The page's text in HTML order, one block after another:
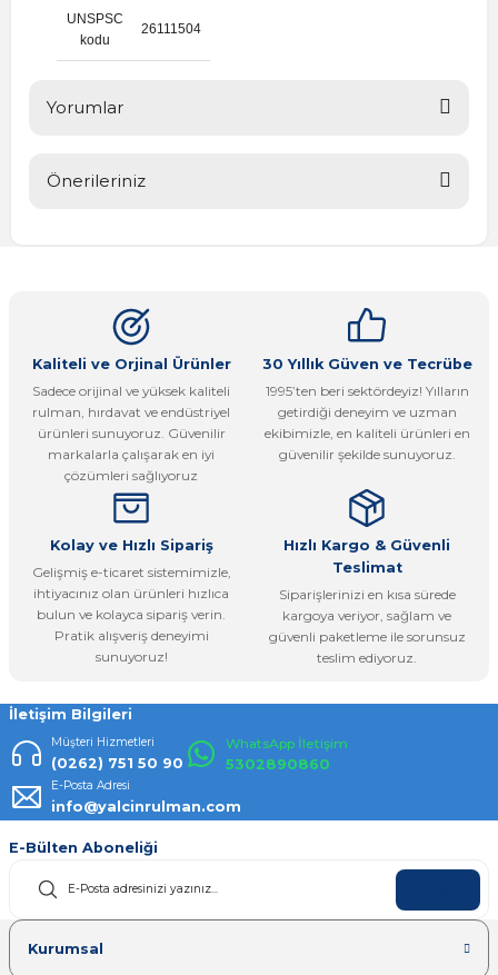
UNSPSC
kodu
26111504
Yorumlar
Önerileriniz
Görüş ve önerileriniz için teşekkür ederiz.
Ürün resmi kalitesiz, bozuk veya görüntülenemiyor.
Ürün açıklamasında eksik bilgiler bulunuyor.
Ürün bilgilerinde hatalar bulunuyor.
Ürün fiyatı diğer sitelerden daha pahalı.
Bu ürüne benzer farklı alternatifler olmalı.
Gönder
Kaliteli ve Orjinal Ürünler
Sadece orijinal ve yüksek kaliteli
rulman, hırdavat ve endüstriyel
ürünleri sunuyoruz. Güvenilir
markalarla çalışarak en iyi
çözümleri sağlıyoruz
30 Yıllık Güven ve Tecrübe
1995’ten beri sektördeyiz! Yılların
getirdiği deneyim ve uzman
ekibimizle, en kaliteli ürünleri en
güvenilir şekilde sunuyoruz.
Kolay ve Hızlı Sipariş
Gelişmiş e-ticaret sistemimizle,
ihtiyacınız olan ürünleri hızlıca
bulun ve kolayca sipariş verin.
Pratik alışveriş deneyimi
sunuyoruz!
Hızlı Kargo & Güvenli
Teslimat
Siparişlerinizi en kısa sürede
kargoya veriyor, sağlam ve
güvenli paketleme ile sorunsuz
teslim ediyoruz.
İletişim Bilgileri
Müşteri Hizmetleri
(0262) 751 50 90
WhatsApp İletişim
5302890860
E-Posta Adresi
info@yalcinrulman.com
E-Bülten Aboneliği
Kurumsal